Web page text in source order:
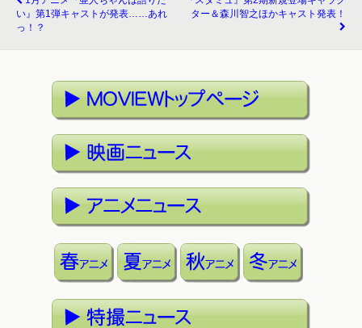
い』第1弾キャストが発表……あれ
っ！？
ター＆森川智之ほかキャスト発表！